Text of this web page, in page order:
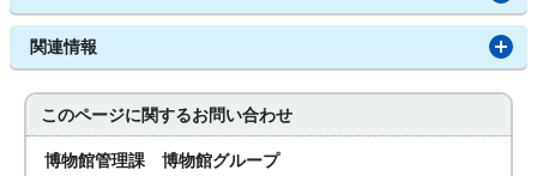
関連情報
このページに関するお問い合わせ
博物館管理課 博物館グループ